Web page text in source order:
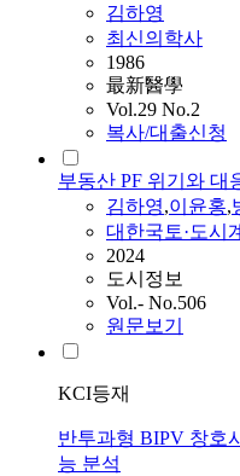
김하영
최신의학사
1986
最新醫學
Vol.29 No.2
복사/대출신청
부동산 PF 위기와 대
김하영,이윤홍,
대한국토·도시
2024
도시정보
Vol.- No.506
원문보기
KCI등재
반투과형 BIPV 창호
능 분석